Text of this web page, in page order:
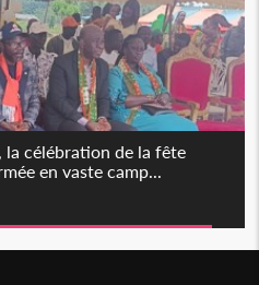
la célébration de la fête
en vaste camp...